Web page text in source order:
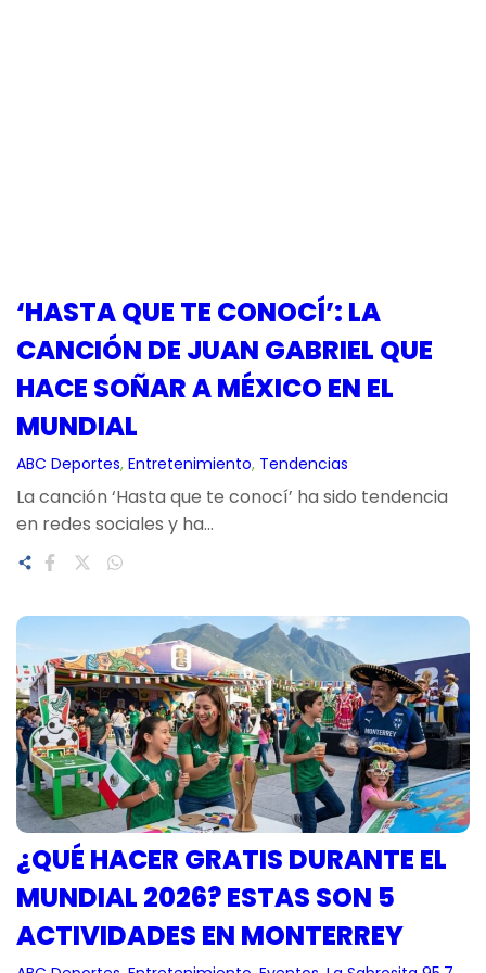
‘HASTA QUE TE CONOCÍ’: LA
CANCIÓN DE JUAN GABRIEL QUE
HACE SOÑAR A MÉXICO EN EL
MUNDIAL
ABC Deportes, Entretenimiento, Tendencias
La canción ‘Hasta que te conocí’ ha sido tendencia
en redes sociales y ha…
¿QUÉ HACER GRATIS DURANTE EL
MUNDIAL 2026? ESTAS SON 5
ACTIVIDADES EN MONTERREY